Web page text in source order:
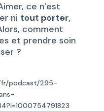
ce n’est
ni tout porter,
comment
et prendre soin
?
fr/podcast/295-